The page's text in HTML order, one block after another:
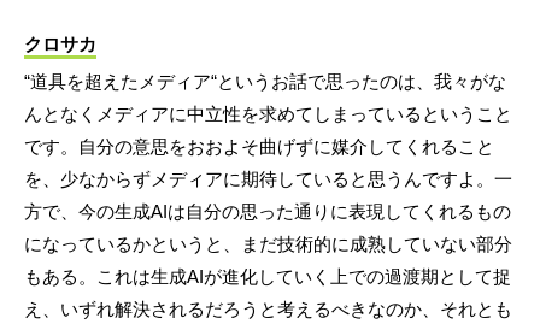
クロサカ
“道具を超えたメディア“というお話で思ったのは、我々がな
んとなくメディアに中立性を求めてしまっているということ
です。自分の意思をおおよそ曲げずに媒介してくれること
を、少なからずメディアに期待していると思うんですよ。一
方で、今の生成AIは自分の思った通りに表現してくれるもの
になっているかというと、まだ技術的に成熟していない部分
もある。これは生成AIが進化していく上での過渡期として捉
え、いずれ解決されるだろうと考えるべきなのか、それとも